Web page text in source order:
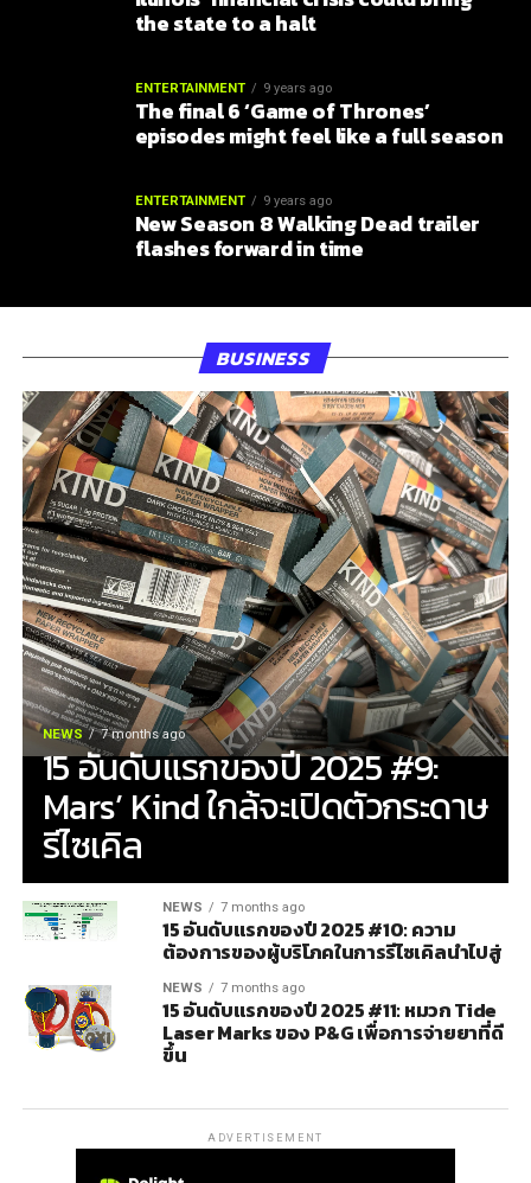
the state to a halt
ENTERTAINMENT 9 years ago
The final 6 ‘Game of Thrones’
episodes might feel like a full season
ENTERTAINMENT 9 years ago
New Season 8 Walking Dead trailer
flashes forward in time
BUSINESS
NEWS 7 months ago
15 อันดับแรกของปี 2025 #9:
Mars’ Kind ใกล้จะเปิดตัวกระดาษ
รีไซเคิล
NEWS 7 months ago
15 อันดับแรกของปี 2025 #10: ความ
ต้องการของผู้บริโภคในการรีไซเคิลนำไปสู่
NEWS 7 months ago
15 อันดับแรกของปี 2025 #11: หมวก Tide
Laser Marks ของ P&G เพื่อการจ่ายยาที่ดี
ขึ้น
ADVERTISEMENT